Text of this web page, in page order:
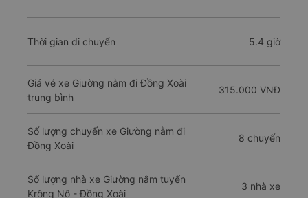
Thời gian di chuyển 5.4 giờ
Giá vé xe Giường nằm đi Đồng Xoài
trung bình
315.000 VNĐ
Số lượng chuyến xe Giường nằm đi
Đồng Xoài
8 chuyến
Số lượng nhà xe Giường nằm tuyến
Krông Nô - Đồng Xoài
3 nhà xe